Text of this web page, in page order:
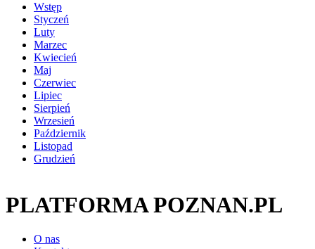
Wstęp
Styczeń
Luty
Marzec
Kwiecień
Maj
Czerwiec
Lipiec
Sierpień
Wrzesień
Październik
Listopad
Grudzień
PLATFORMA POZNAN.PL
O nas